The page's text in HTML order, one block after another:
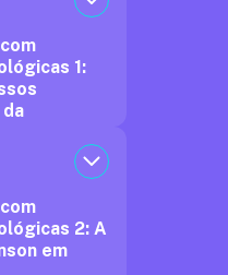
1:
2: A
em